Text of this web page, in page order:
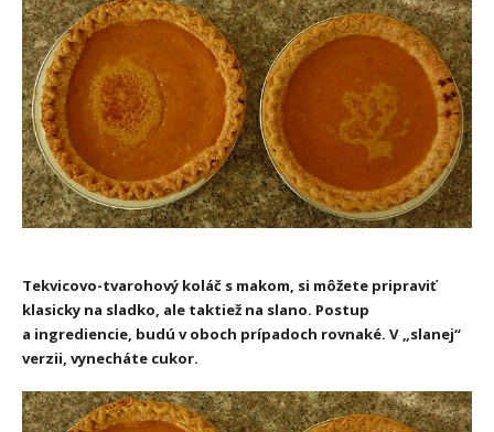
Tekvicovo-tvarohový koláč s makom, si môžete pripraviť
klasicky na sladko, ale taktiež na slano. Postup
a ingrediencie, budú v oboch prípadoch rovnaké. V „slanej“
verzii, vynecháte cukor.